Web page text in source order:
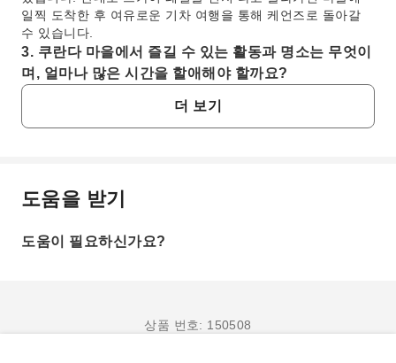
일찍 도착한 후 여유로운 기차 여행을 통해 케언즈로 돌아갈
수 있습니다.
3. 쿠란다 마을에서 즐길 수 있는 활동과 명소는 무엇이
며, 얼마나 많은 시간을 할애해야 할까요?
쿠란다 마을은 다양한 활동을 제공합니다. 방문객들은 쿠란다
헤리티지 마켓과 오리지널 마켓에서 독특한 공예품과 기념품
을 둘러보거나, 버드월드 쿠란다, 호주 나비 보호구역, 쿠란다
기고 독특한 분위기에 흠뻑 빠지기 위해 일반적으로 3~4시간
4. 케언즈에서 쿠란다 마을로 가는 일반적인 교통편은
고 열대우림 위를 날아갈 수 있습니다. 도로 교통을 선호하는
더 보기
자주 묻는 질문
1. 쿠란다 스카이 레일 탑승 시간은 얼마나 걸리나
한 열대우림, 폭포, 아름다운 협곡을 여유롭게 감상할 수
도움을 받기
도움이 필요하신가요?
상품 번호: 150508